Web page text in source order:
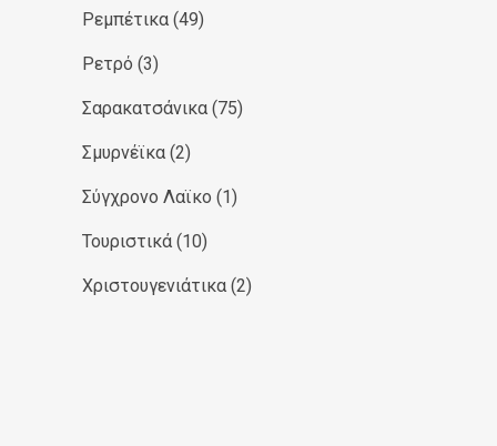
Ρεμπέτικα (49)
Ρετρό (3)
Σαρακατσάνικα (75)
Σμυρνέϊκα (2)
Σύγχρονο Λαϊκο (1)
Τουριστικά (10)
Χριστουγενιάτικα (2)